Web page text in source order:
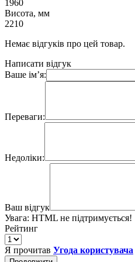
1960
Висота, мм
2210
Немає відгуків про цей товар.
Написати відгук
Ваше ім’я:
Переваги:
Недоліки:
Ваш відгук
Увага: HTML не підтримується!
Рейтинг
Я прочитав Угода користувача